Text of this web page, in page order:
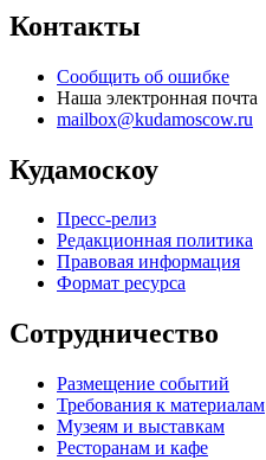
Контакты
Сообщить об ошибке
Наша электронная почта
mailbox@kudamoscow.ru
Кудамоскоу
Пресс-релиз
Редакционная политика
Правовая информация
Формат ресурса
Сотрудничество
Размещение событий
Требования к материалам
Музеям и выставкам
Ресторанам и кафе